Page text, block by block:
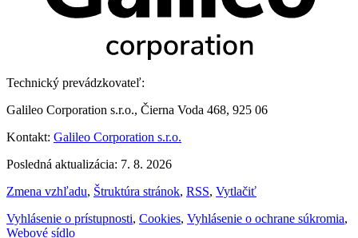
Technický prevádzkovateľ:
Galileo Corporation s.r.o., Čierna Voda 468, 925 06
Kontakt: Galileo Corporation s.r.o.
Posledná aktualizácia: 7. 8. 2026
Zmena vzhľadu, Štruktúra stránok, RSS, Vytlačiť
Vyhlásenie o prístupnosti, Cookies, Vyhlásenie o ochrane súkromia,
Webové sídlo